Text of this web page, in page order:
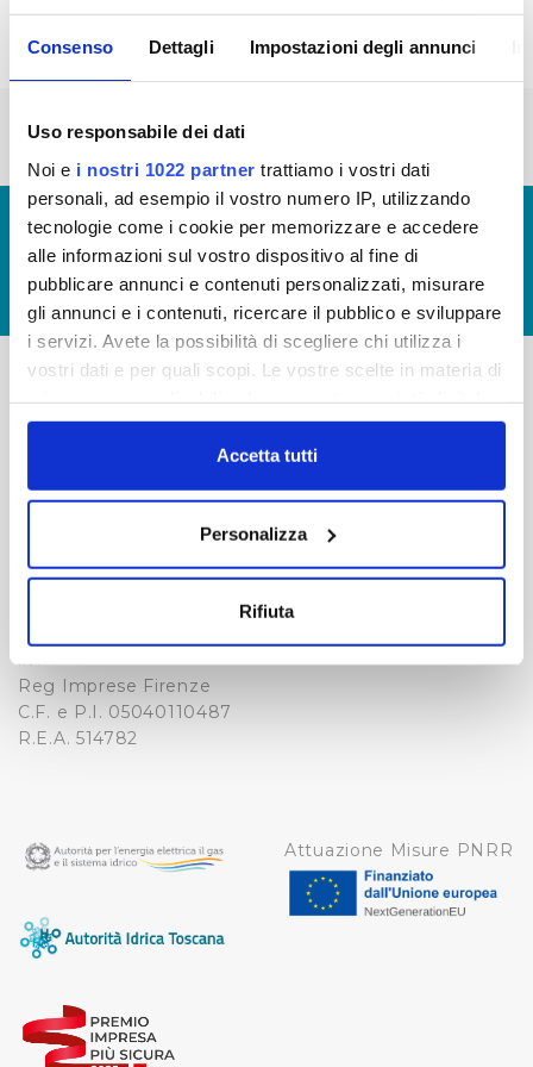
Consenso Dettagli Impostazioni degli annunci
Uso responsabile dei dati
Noi e i nostri 1022 partner trattiamo i vostri dati
personali, ad esempio il vostro numero IP, utilizzando
tecnologie come i cookie per memorizzare e accedere
alle informazioni sul vostro dispositivo al fine di
pubblicare annunci e contenuti personalizzati, misurare
gli annunci e i contenuti, ricercare il pubblico e sviluppare
i servizi. Avete la possibilità di scegliere chi utilizza i
vostri dati e per quali scopi. Le vostre scelte in materia di
in cui avete effettuato le vostre scelte. È possibile
modificare o revocare il proprio consenso in qualsiasi
momento dalla Dichiarazione sui cookie o facendo clic
Con il tuo consenso, vorremmo anche:
raccogliere informazioni sulla tua posizione
Identificare il tuo dispositivo, scansionandolo
attivamente alla ricerca di caratteristiche specifiche
(impronte digitali).
dalla Dichiarazione sui cookie.
Utilizziamo dei cookie tecnici necessari per rendere
fruibile il sito web abilitandone funzionalità di base quali
protette. In linea con le preferenze manifestate
dall’Utente e con i consensi dallo stesso prestati, i
Accetta tutti
Personalizza
Rifiuta
« prima ‹ precedente
© Copyright 2017 - 2026
GLOSSARIO
GIUDICA IL SERVIZIO
LAVORA CON NOI
50126 Fi
i.v.
Reg Imprese Firenze
C.F. e P.I. 05040110487
R.E.A. 514782
FAQ
PRIVACY POLICY
NOTE LEGALI
COOKIE
WHISTLEBLOWING
CREDITS
Attuazione Misure PNRR